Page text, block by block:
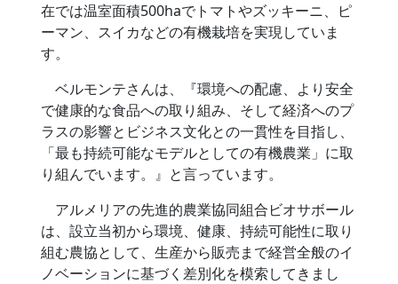
在では温室面積500haでトマトやズッキーニ、ピ
ーマン、スイカなどの有機栽培を実現していま
す。
ベルモンテさんは、『環境への配慮、より安全
で健康的な食品への取り組み、そして経済へのプ
ラスの影響とビジネス文化との一貫性を目指し、
「最も持続可能なモデルとしての有機農業」に取
り組んでいます。』と言っています。
アルメリアの先進的農業協同組合ビオサボール
は、設立当初から環境、健康、持続可能性に取り
組む農協として、生産から販売まで経営全般のイ
ノベーションに基づく差別化を模索してきまし